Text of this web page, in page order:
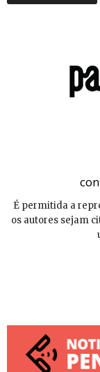
É permitida a
os autores sejam